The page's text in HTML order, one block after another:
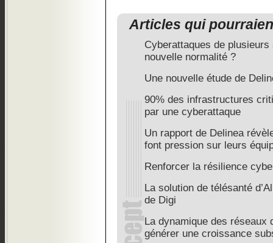
Articles qui
Cyberattaques de
nouvelle normalité ?
Une nouvelle étude de
90% des infrastructures
par une cyberattaque
Un rapport de Delinea
font pression sur leurs
Renforcer la résilience
La solution de télésanté
de Digi
La dynamique des réseaux
générer une croissance